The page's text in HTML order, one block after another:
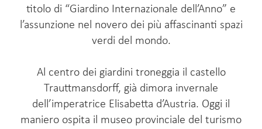
titolo di “Giardino Internazionale dell’Anno” e
l’assunzione nel novero dei più affascinanti spazi
verdi del mondo.
Al centro dei giardini troneggia il castello
Trauttmansdorff, già dimora invernale
dell’imperatrice Elisabetta d’Austria. Oggi il
maniero ospita il museo provinciale del turismo